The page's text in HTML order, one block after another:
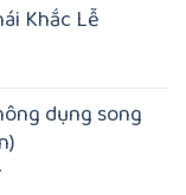
Khắc Lễ
dụng song
Khoảng